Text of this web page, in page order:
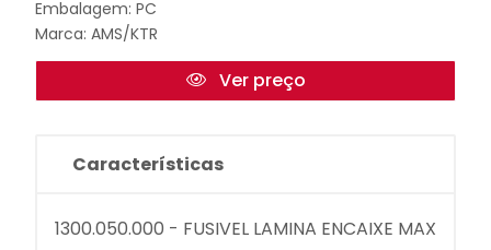
Embalagem: PC
Marca: AMS/KTR
Ver preço
Características
1300.050.000 - FUSIVEL LAMINA ENCAIXE MAX